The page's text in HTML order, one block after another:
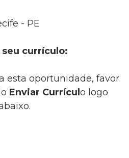
- PE
seu currículo:
esta oportunidade, favor
Enviar Currículo logo